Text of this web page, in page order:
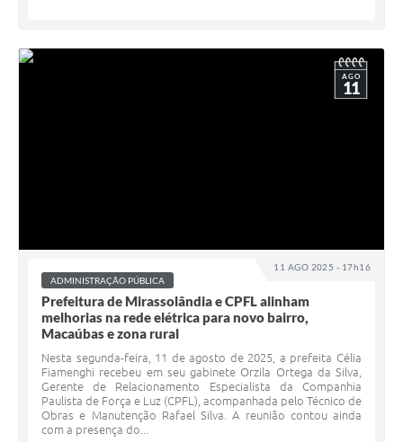
11 AGO 2025 - 17h16
AGO
11
ADMINISTRAÇÃO PÚBLICA
Prefeitura de Mirassolândia e CPFL alinham
melhorias na rede elétrica para novo bairro,
Macaúbas e zona rural
Nesta segunda-feira, 11 de agosto de 2025, a prefeita Célia
Fiamenghi recebeu em seu gabinete Orzila Ortega da Silva,
Gerente de Relacionamento Especialista da Companhia
Paulista de Força e Luz (CPFL), acompanhada pelo Técnico de
Obras e Manutenção Rafael Silva. A reunião contou ainda
com a presença do...